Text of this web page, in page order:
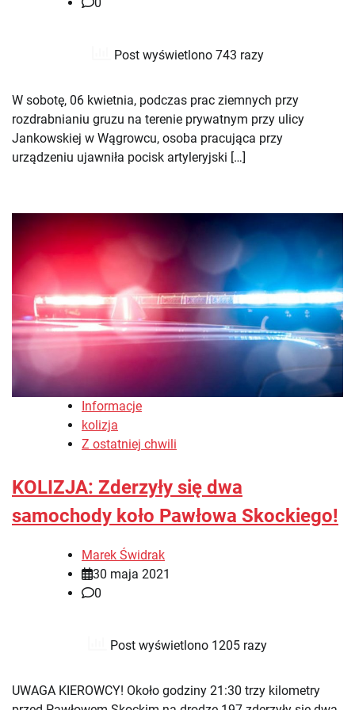
Post wyświetlono 743 razy
W sobotę, 06 kwietnia, podczas prac ziemnych przy
rozdrabnianiu gruzu na terenie prywatnym przy ulicy
Jankowskiej w Wągrowcu, osoba pracująca przy
urządzeniu ujawniła pocisk artyleryjski […]
Informacje
kolizja
Z ostatniej chwili
KOLIZJA: Zderzyły się dwa
samochody koło Pawłowa Skockiego!
Marek Świdrak
30 maja 2021
0
Post wyświetlono 1205 razy
UWAGA KIEROWCY! Około godziny 21:30 trzy kilometry